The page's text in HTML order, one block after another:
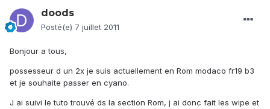
doods
Posté(e) 7 juillet 2011
Bonjour a tous,
possesseur d un 2x je suis actuellement en Rom modaco fr19 b3
et je souhaite passer en cyano.
J ai suivi le tuto trouvé ds la section Rom, j ai donc fait les wipe et